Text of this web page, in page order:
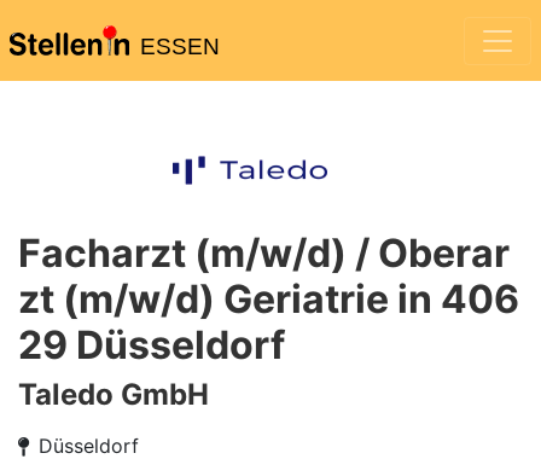
ESSEN
Facharzt (m/w/d) / Oberar
zt (m/w/d) Geriatrie in 406
29 Düsseldorf
Taledo GmbH
Düsseldorf